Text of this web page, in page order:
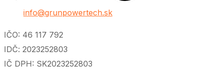
info@grunpowertech.sk
IČO: 46 117 792
IDČ: 2023252803
IČ DPH: SK2023252803